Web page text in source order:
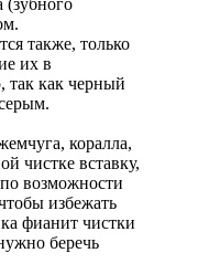
(зубного
также, только
их в
так как черный
коралла,
чистке вставку,
возможности
избежать
фианит чистки
беречь